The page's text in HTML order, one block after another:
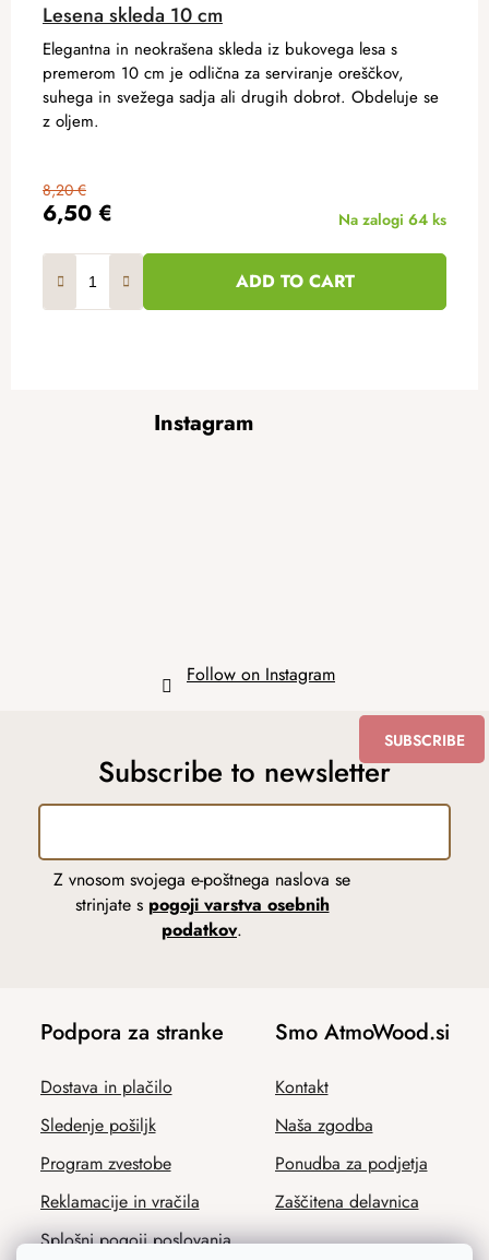
Lesena skleda 10 cm
6,50 €
8,20 €
Na zalogi 64 ks
ADD TO CART
Elegantna in neokrašena skleda iz bukovega lesa s
premerom 10 cm je odlična za serviranje oreščkov,
suhega in svežega sadja ali drugih dobrot. Obdeluje se
z oljem.
Instagram
Follow on Instagram
Subscribe to newsletter
Z vnosom svojega e-poštnega naslova se
strinjate s pogoji varstva osebnih
podatkov.
SUBSCRIBE
Podpora za stranke
Dostava in plačilo
Sledenje pošiljk
Program zvestobe
Reklamacije in vračila
Splošni pogoji poslovanja
Smo AtmoWood.si
Kontakt
Naša zgodba
Ponudba za podjetja
Zaščitena delavnica